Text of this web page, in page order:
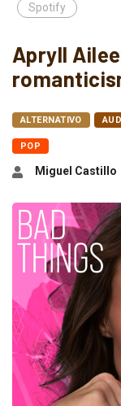
Spotify
Apryll
ALTERNATIVO
POP
Miguel Castillo